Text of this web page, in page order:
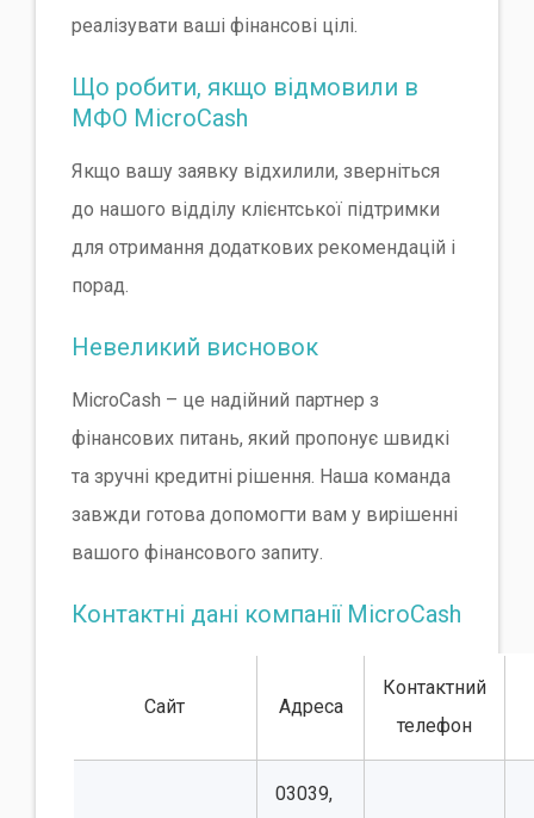
реалізувати ваші фінансові цілі.
Що робити, якщо відмовили в
МФО MicroCash
Якщо вашу заявку відхилили, зверніться
до нашого відділу клієнтської підтримки
для отримання додаткових рекомендацій і
порад.
Невеликий висновок
MicroCash – це надійний партнер з
фінансових питань, який пропонує швидкі
та зручні кредитні рішення. Наша команда
завжди готова допомогти вам у вирішенні
вашого фінансового запиту.
Контактні дані компанії MicroCash
Сайт Адреса
Контактний
телефон
03039,